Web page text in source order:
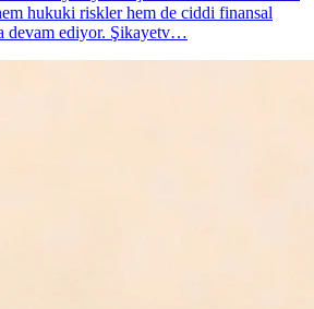
hukuki riskler hem de ciddi finansal
devam ediyor. Şikayetv…